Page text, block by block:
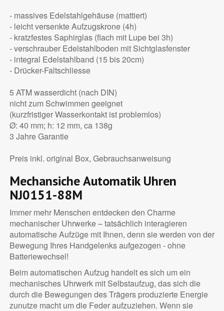
- massives Edelstahlgehäuse (mattiert)
- leicht versenkte Aufzugskrone (4h)
- kratzfestes Saphirglas (flach mit Lupe bei 3h)
- verschrauber Edelstahlboden mit Sichtglasfenster
- integral Edelstahlband (15 bis 20cm)
- Drücker-Faltschliesse
5 ATM wasserdicht (nach DIN)
nicht zum Schwimmen geeignet
(kurzfristiger Wasserkontakt ist problemlos)
Ø: 40 mm; h: 12 mm, ca 138g
3 Jahre Garantie
Preis inkl. original Box, Gebrauchsanweisung
Mechansiche Automatik Uhren
NJ0151-88M
Immer mehr Menschen entdecken den Charme
mechanischer Uhrwerke – tatsächlich interagieren
automatische Aufzüge mit Ihnen, denn sie werden von der
Bewegung Ihres Handgelenks aufgezogen - ohne
Batteriewechsel!
Beim automatischen Aufzug handelt es sich um ein
mechanisches Uhrwerk mit Selbstaufzug, das sich die
durch die Bewegungen des Trägers produzierte Energie
zunutze macht um die Feder aufzuziehen. Wenn sie